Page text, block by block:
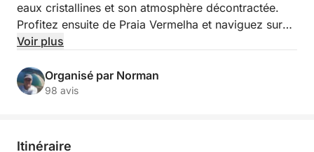
eaux cristallines et son atmosphère décontractée.
Profitez ensuite de Praia Vermelha et naviguez sur
Urca, admirant les vues sur les montagnes
heures de navigation, vous aurez tout le temps
d'explorer, de nager et de vous ressourcer.
d'un guide local : détendues, accueillantes et
Voir plus
Organisé par Norman
98 avis
Itinéraire